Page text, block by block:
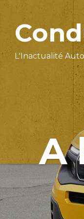
L'Inactualité
A